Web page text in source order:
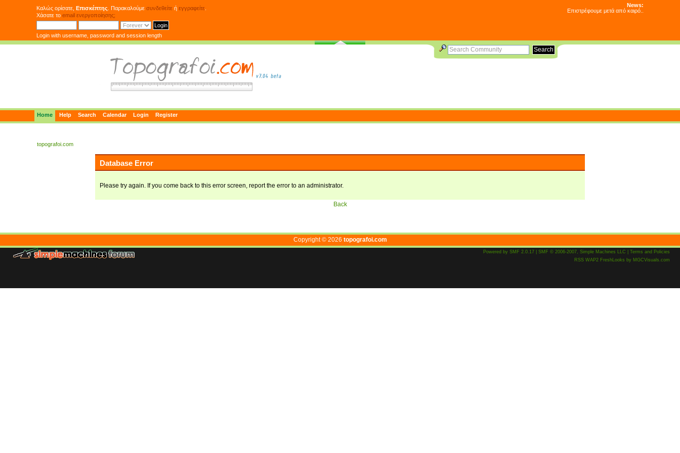
Καλώς ορίσατε,Επισκέπτης . Παρακαλούμεσυνδεθείτε ήεγγραφείτε
Χάσατε τοemail ενεργοποίησης;
Login with username, password and session length
News:
Επιστρέφουμε μετά από καιρό..
Home Help Search Calendar Login Register
topografoi.com
Database Error
Please try again. If you come back to this error screen, report the error to an administrator.
Back
Copyright © 2026 topografoi.com
Powered by SMF 2.0.17 SMF © 2006-2007, Simple Machines LLC
Terms and Policies
RSS WAP2 FreshLooks by MGCVisuals.com